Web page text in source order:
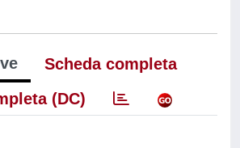
Scheda completa
(DC)